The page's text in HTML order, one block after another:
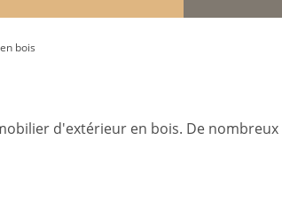
bois
d'extérieur en bois. De